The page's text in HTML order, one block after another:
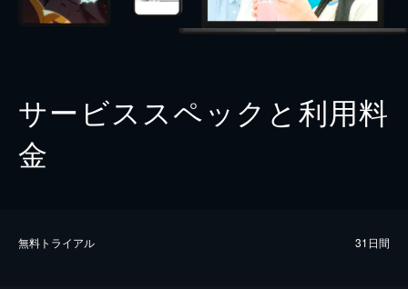
サービススペックと利用料
金
無料トライアル 31日間